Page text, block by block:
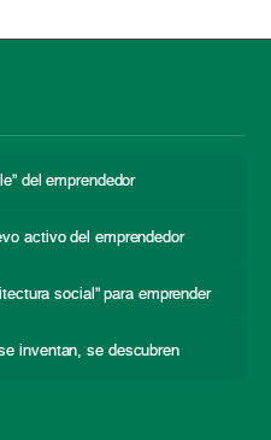
del emprendedor
activo del emprendedor
social” para emprender
inventan, se descubren